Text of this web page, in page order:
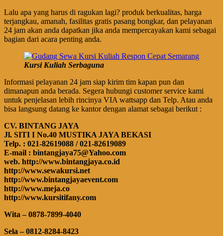
Lalu apa yang harus di ragukan lagi? produk berkualitas, harga
terjangkau, amanah, fasilitas gratis pasang bongkar, dan pelayanan
24 jam akan anda dapatkan jika anda mempercayakan kami sebagai
bagian dari acara penting anda.
Kursi Kuliah Serbaguna
Informasi pelayanan 24 jam siap kirim tim kapan pun dan
dimanapun anda berada. Segera hubungi customer service kami
untuk penjelasan lebih rincinya VIA wattsapp dan Telp. Atau anda
bisa langsung datang ke kantor dengan alamat sebagai berikut :
CV. BINTANG JAYA
Jl. SITI I No.40 MUSTIKA JAYA BEKASI
Telp. : 021-82619088 / 021-82619089
E-mail : bintangjaya75@Yahoo.com
web. http://www.bintangjaya.co.id
http://www.sewakursi.net
http://www.bintangjayaevent.com
http://www.meja.co
http://www.kursitifany.com
Wita – 0878-7899-4040
Sela – 0812-8284-8423